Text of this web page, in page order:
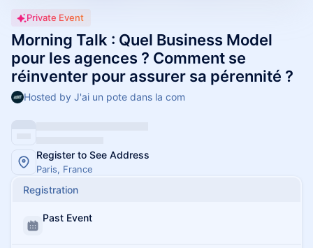
Private Event
Morning Talk : Quel Business Model
pour les agences ? Comment se
réinventer pour assurer sa pérennité ?
Hosted by J'ai un pote dans la com
Register to See Address
Paris, France
Registration
Past Event